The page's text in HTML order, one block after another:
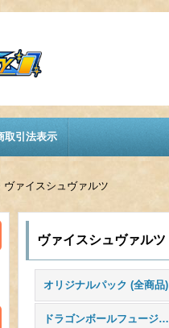
取引法表示
ヴァイスシュヴァルツ
ヴァイスシュヴァルツ
オリジナルパック (全商品)
ドラゴンボールフュージョンワールド